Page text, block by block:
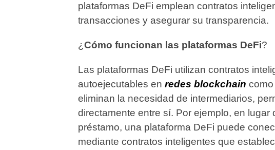
plataformas DeFi emplean contratos
transacciones y asegurar su transparencia.
¿ Cómo funcionan las plataformas DeFi?
Las plataformas DeFi utilizan contratos
autoejecutables en redes blockchain como
eliminan la necesidad de intermediarios,
directamente entre sí. Por ejemplo, en
préstamo, una plataforma DeFi puede
mediante contratos inteligentes que